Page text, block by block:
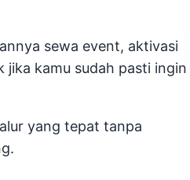
sewa event, aktivasi
jika kamu sudah pasti ingin
yang tepat tanpa